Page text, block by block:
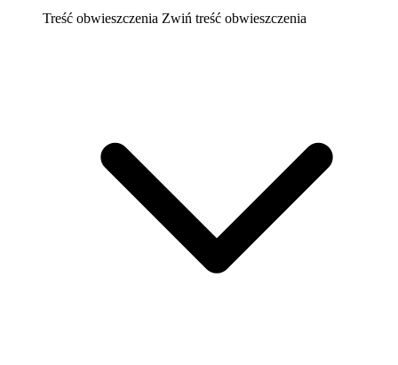
Treść obwieszczenia Zwiń treść obwieszczenia